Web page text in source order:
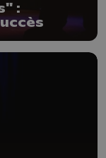
: